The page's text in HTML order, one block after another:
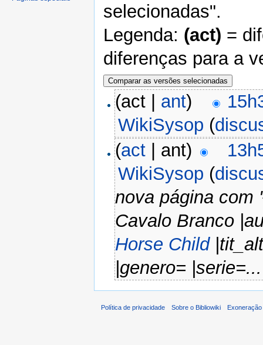
selecionadas".
Legenda: (act) =
diferenças para a
(act | ant)
WikiSysop (
(act | ant)
WikiSysop (
nova página com
Cavalo Branco
Horse Child
|genero=
Política de privacidade Sobre o Bibliowiki